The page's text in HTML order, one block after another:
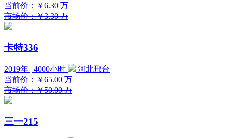
当前价：
￥6.30 万
市场价：￥3.30 万
卡特336
2019年 | 4000小时
河北邢台
当前价：
￥65.00 万
市场价：￥50.00 万
三一215